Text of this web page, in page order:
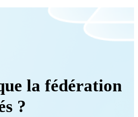
la fédération
?